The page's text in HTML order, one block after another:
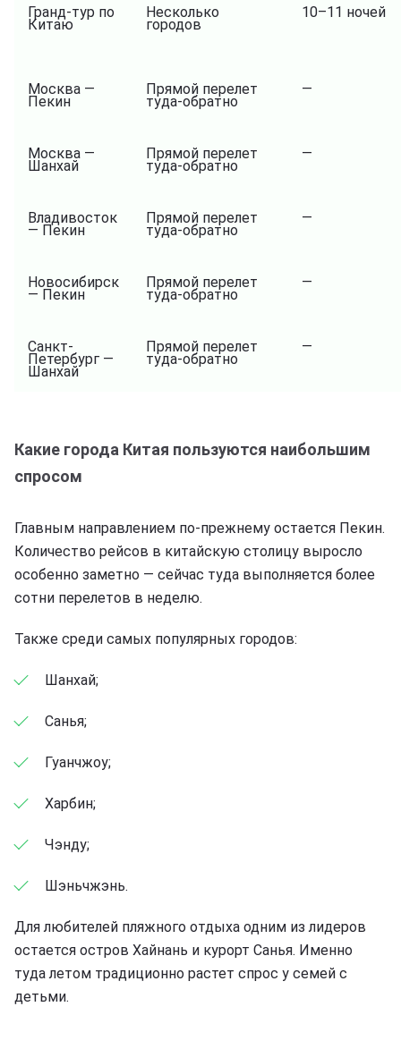
Гранд-тур по
Китаю
Несколько
городов
10–11 ночей
Москва —
Пекин
Прямой перелет
туда-обратно
—
Москва —
Шанхай
Прямой перелет
туда-обратно
—
Владивосток
— Пекин
Прямой перелет
туда-обратно
—
Новосибирск
— Пекин
Прямой перелет
туда-обратно
—
Санкт-
Петербург —
Шанхай
Прямой перелет
туда-обратно
—
Какие города Китая пользуются наибольшим
спросом
Главным направлением по-прежнему остается Пекин.
Количество рейсов в китайскую столицу выросло
особенно заметно — сейчас туда выполняется более
сотни перелетов в неделю.
Также среди самых популярных городов:
Шанхай;
Санья;
Гуанчжоу;
Харбин;
Чэнду;
Шэньчжэнь.
Для любителей пляжного отдыха одним из лидеров
остается остров Хайнань и курорт Санья. Именно
туда летом традиционно растет спрос у семей с
детьми.